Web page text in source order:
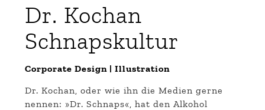
Dr. Kochan
Schnapskultur
Corporate Design | Illustration
Dr. Kochan, oder wie ihn die Medien gerne
nennen: »Dr. Schnaps«, hat den Alkohol